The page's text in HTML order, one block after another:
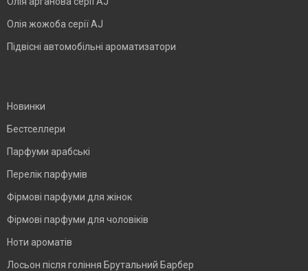
Олія жожоба серії AJ
Підвісні автомобільні ароматизатори
Новинки
Бестселлери
Парфуми арабські
Перелік парфумів
Фірмові парфуми для жінок
Фірмові парфуми для чоловіків
Ноти ароматів
Лосьон після гоління Брутальний Барбер